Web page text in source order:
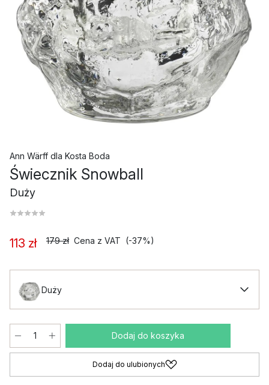
Ann Wärff dla Kosta Boda
Świecznik Snowball
Duży
113 zł 179 zł Cena z VAT (-37%)
Duży
Dodaj do koszyka
Dodaj do ulubionych